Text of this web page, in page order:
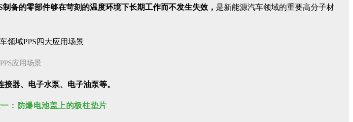
制备的零部件够在苛刻的温度环境下长期工作而不发生失效， 是新能源汽车领域的重要高分子材
PPS应用场景
器、电子水泵、电子油泵等。
： 防爆电池盖上的极柱垫片